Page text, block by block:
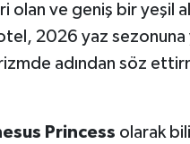
olan ve geniş bir yeşil
2026 yaz
adından söz
Princess olarak